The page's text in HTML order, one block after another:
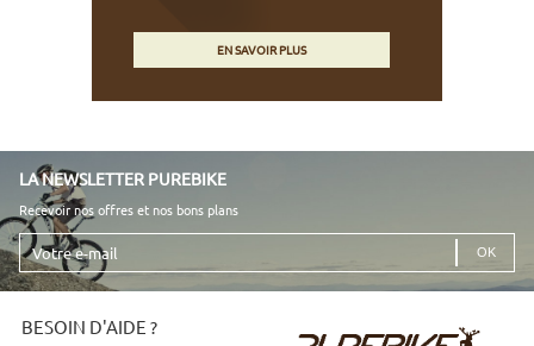
EN SAVOIR PLUS
LA NEWSLETTER PUREBIKE
Recevoir nos offres et nos bons plans
Votre
e-
mail
BESOIN D'AIDE ?